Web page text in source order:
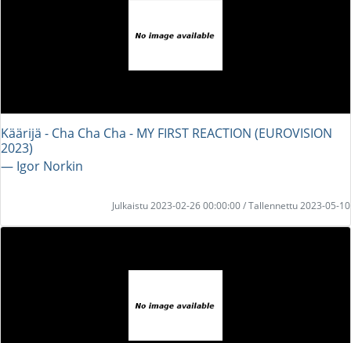
Käärijä - Cha Cha Cha - MY FIRST REACTION (EUROVISION
2023)
― Igor Norkin
Julkaistu 2023-02-26 00:00:00 / Tallennettu 2023-05-10